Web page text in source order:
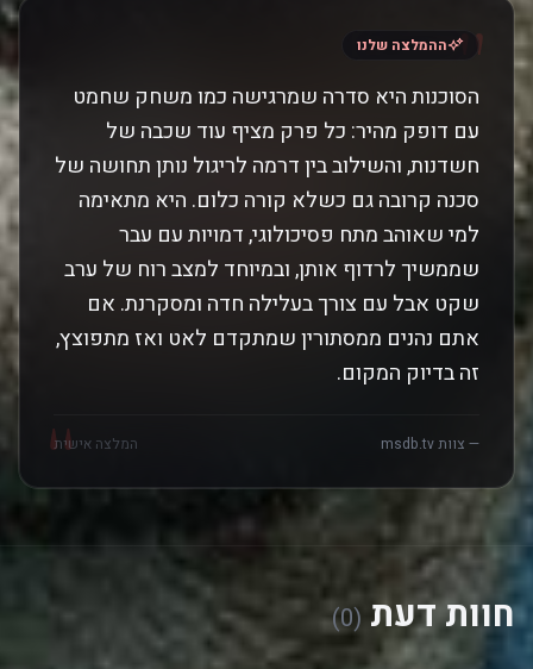
"
"
ההמלצה שלנו
הסוכנות היא סדרה שמרגישה כמו משחק שחמט
עם דופק מהיר: כל פרק מציף עוד שכבה של
חשדנות, והשילוב בין דרמה לריגול נותן תחושה של
סכנה קרובה גם כשלא קורה כלום. היא מתאימה
למי שאוהב מתח פסיכולוגי, דמויות עם עבר
שממשיך לרדוף אותן, ובמיוחד למצב רוח של ערב
שקט אבל עם צורך בעלילה חדה ומסקרנת. אם
אתם נהנים ממסתורין שמתקדם לאט ואז מתפוצץ,
זה בדיוק המקום.
— צוות msdb.tv המלצה אישית
חוות דעת (0)